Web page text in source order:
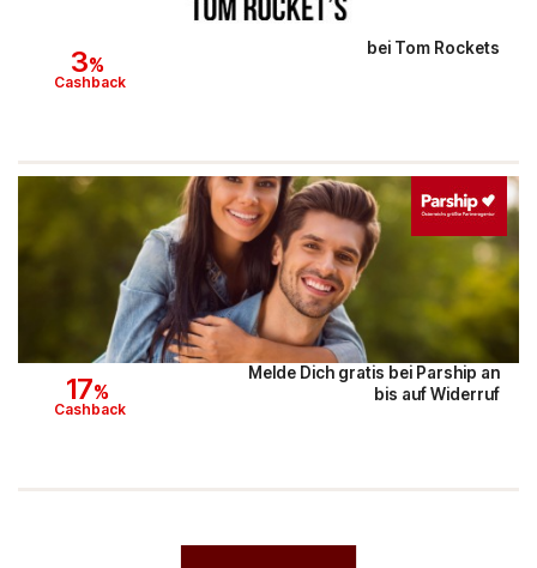
3%
Cashback
bei Tom Rockets
17%
Cashback
Melde Dich gratis bei Parship an
bis auf Widerruf